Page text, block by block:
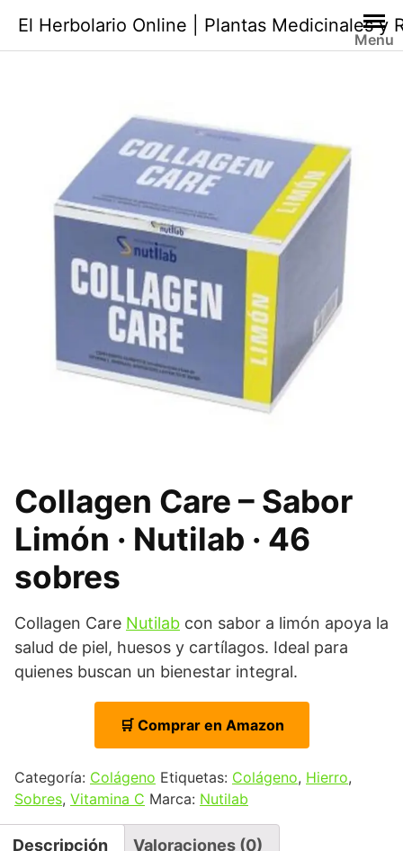
contenido
El Herbolario Online | Plantas Medicinales y
Menu
Collagen Care – Sabor
Limón · Nutilab · 46
sobres
Collagen Care Nutilab con sabor a limón apoya la
salud de piel, huesos y cartílagos. Ideal para
quienes buscan un bienestar integral.
🛒 Comprar en Amazon
Categoría: Colágeno Etiquetas: Colágeno, Hierro,
Sobres, Vitamina C Marca: Nutilab
Descripción Valoraciones (0)